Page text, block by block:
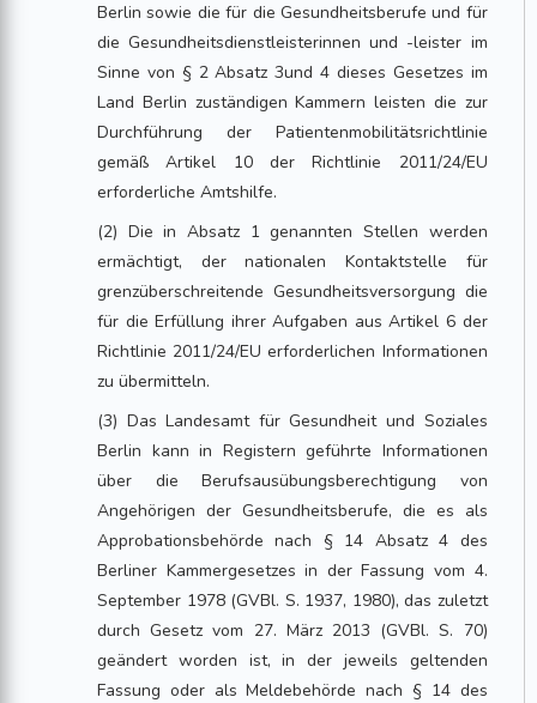
Berlin sowie die für die Gesundheitsberufe und für
die Gesundheitsdienstleisterinnen und -leister im
Sinne von § 2 Absatz 3und 4 dieses Gesetzes im
Land Berlin zuständigen Kammern leisten die zur
Durchführung der Patientenmobilitätsrichtlinie
gemäß Artikel 10 der Richtlinie 2011/24/EU
erforderliche Amtshilfe.
(2) Die in Absatz 1 genannten Stellen werden
ermächtigt, der nationalen Kontaktstelle für
grenzüberschreitende Gesundheitsversorgung die
für die Erfüllung ihrer Aufgaben aus Artikel 6 der
Richtlinie 2011/24/EU erforderlichen Informationen
zu übermitteln.
(3) Das Landesamt für Gesundheit und Soziales
Berlin kann in Registern geführte Informationen
über die Berufsausübungsberechtigung von
Angehörigen der Gesundheitsberufe, die es als
Approbationsbehörde nach § 14 Absatz 4 des
Berliner Kammergesetzes in der Fassung vom 4.
September 1978 (GVBl. S. 1937, 1980), das zuletzt
durch Gesetz vom 27. März 2013 (GVBl. S. 70)
geändert worden ist, in der jeweils geltenden
Fassung oder als Meldebehörde nach § 14 des